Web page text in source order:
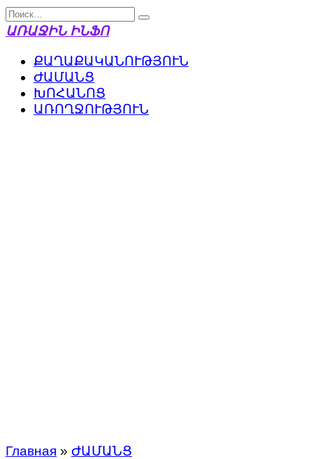
Перейти
к
Search
for:
ԱՌԱՋԻՆ ԻՆՖՈ
ՔԱՂԱՔԱԿԱՆՈՒԹՅՈՒՆ
ԺԱՄԱՆՑ
ԽՈՀԱՆՈՑ
ԱՌՈՂՋՈՒԹՅՈՒՆ
Главная » ԺԱՄԱՆՑ